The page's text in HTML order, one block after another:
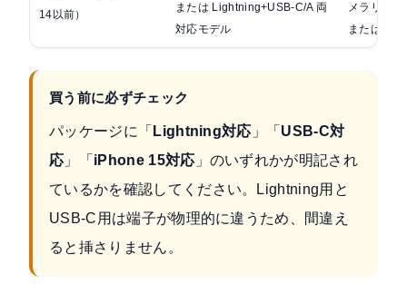
14以前）
または Lightning+USB-C/A 両
対応モデル
メラリーダ
または MFi
買う前に必ずチェック
パッケージに「 Lightning対応 」「 USB-C対
応 」「 iPhone 15対応 」のいずれかが明記され
ているかを確認してください。Lightning用と
USB-C用は端子が物理的に違うため、間違え
ると挿さりません。